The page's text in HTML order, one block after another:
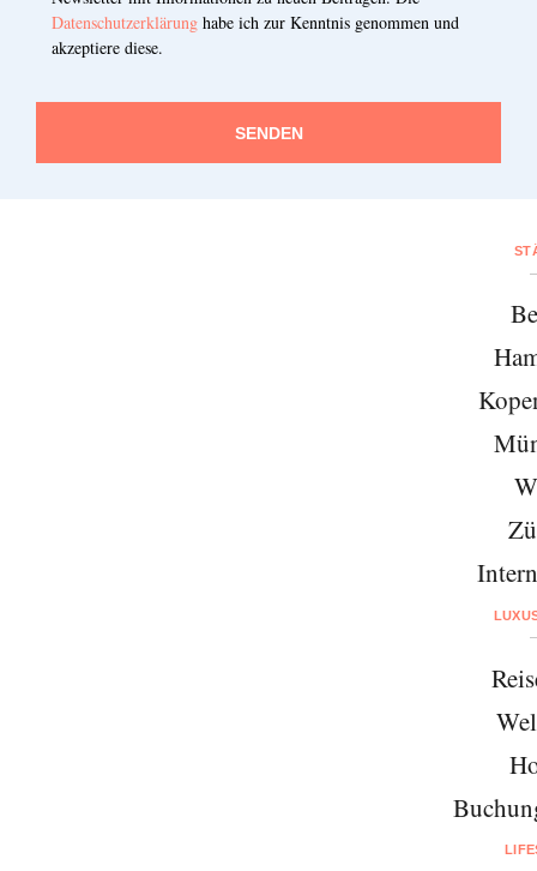
Datenschutzerklärung habe ich zur Kenntnis genommen und
akzeptiere diese.
SENDEN